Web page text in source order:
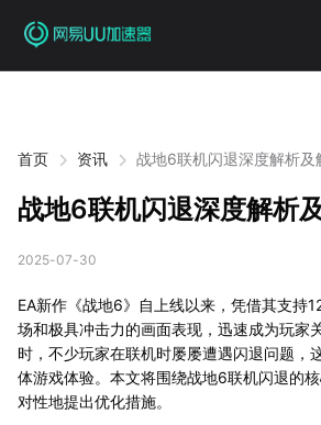
首页 资讯 战地6联机闪退深度解析及
战地6联机闪退深度解析
2025-07-30
EA新作《战地6》自上线以来，凭借其支持
场和极具冲击力的画面表现，迅速成为玩家
时，不少玩家在联机时屡屡遭遇闪退问题，
体游戏体验。本文将围绕战地6联机闪退的
对性地提出优化措施。